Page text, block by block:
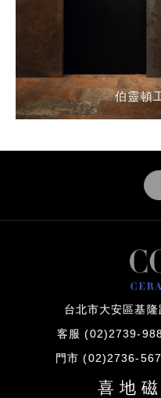
伯靈頓
台北市大安區基
客服 (02)2739-
門市 (02)2736-
喜地